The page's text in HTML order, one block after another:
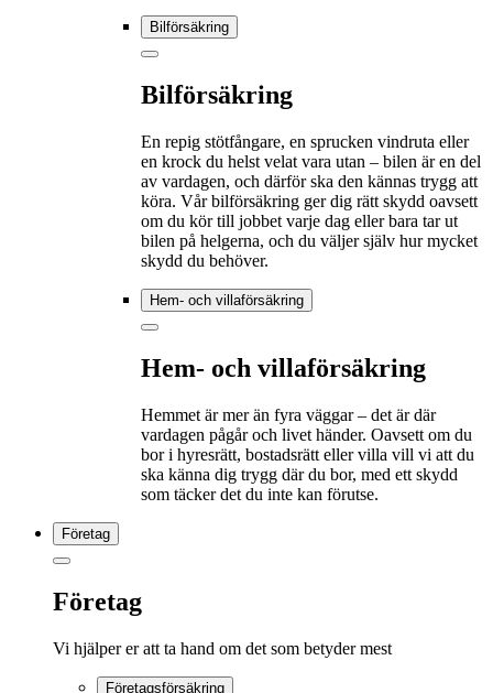
Bilförsäkring
Bilförsäkring
En repig stötfångare, en sprucken vindruta eller
en krock du helst velat vara utan – bilen är en del
av vardagen, och därför ska den kännas trygg att
köra. Vår bilförsäkring ger dig rätt skydd oavsett
om du kör till jobbet varje dag eller bara tar ut
bilen på helgerna, och du väljer själv hur mycket
skydd du behöver.
Hem- och villaförsäkring
Hem- och villaförsäkring
Hemmet är mer än fyra väggar – det är där
vardagen pågår och livet händer. Oavsett om du
bor i hyresrätt, bostadsrätt eller villa vill vi att du
ska känna dig trygg där du bor, med ett skydd
som täcker det du inte kan förutse.
Företag
Företag
Vi hjälper er att ta hand om det som betyder mest
Företagsförsäkring